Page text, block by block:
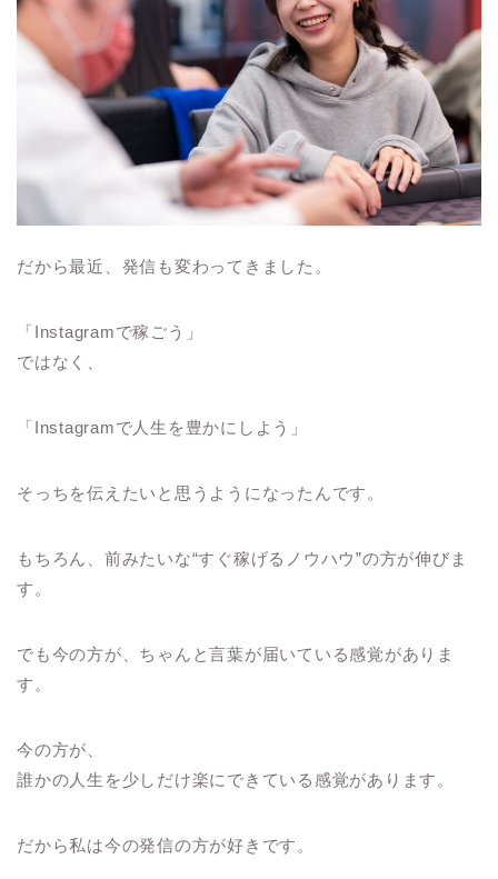
だから最近、発信も変わってきました。
「Instagramで稼ごう」
ではなく、
「Instagramで人生を豊かにしよう」
そっちを伝えたいと思うようになったんです。
もちろん、前みたいな“すぐ稼げるノウハウ”の方が伸びま
す。
でも今の方が、ちゃんと言葉が届いている感覚がありま
す。
今の方が、
誰かの人生を少しだけ楽にできている感覚があります。
だから私は今の発信の方が好きです。